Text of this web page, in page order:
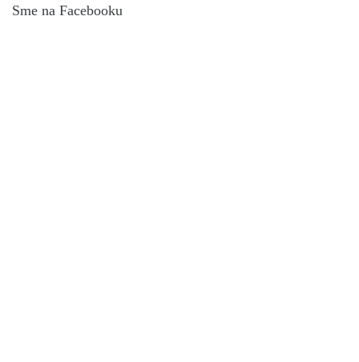
Sme na Facebooku